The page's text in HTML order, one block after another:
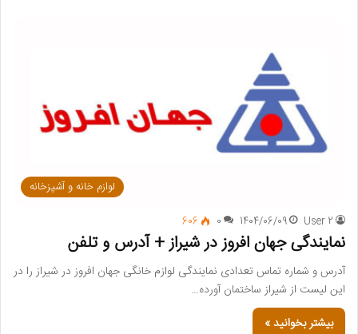
لوازم خانه و آشپزخانه
User 2
1404/06/09
0
606
نمایندگی جهان افروز در شیراز + آدرس و تلفن
آدرس و شماره تماس تعدادی نمایندگی لوازم خانگی جهان افروز در شیراز را در
این لیست از شیراز ساختمان آورده…
بیشتر بخوانید »